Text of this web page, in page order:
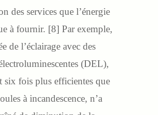
des services que l’énergie
à fournir. [8] Par exemple,
de l’éclairage avec des
(DEL),
six fois plus efficientes que
à incandescence, n’a